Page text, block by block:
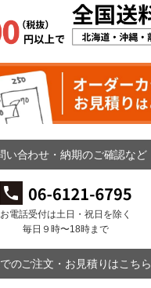
い合わせ・納期のご確認など
お電話受付は土日・祝日を除く
毎日９時〜18時まで
のご注文・お見積りはこちら